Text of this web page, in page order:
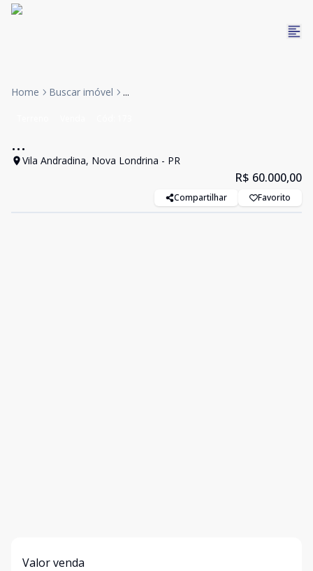
Home Buscar imóvel ...
...
Vila Andradina, Nova Londrina - PR
R$ 60.000,00
Compartilhar Favorito
Valor venda